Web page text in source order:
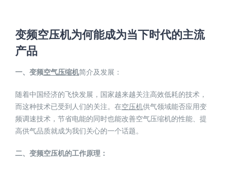
变频空压机为何能成为当下时代的主流
产品
一、 变频空气压缩机简介及发展：
随着中国经济的飞快发展，国家越来越关注高效低耗的技术，
而这种技术已受到人们的关注。在空压机供气领域能否应用变
频调速技术，节省电能的同时也能改善空气压缩机的性能、提
高供气品质就成为我们关心的一个话题。
二、 变频空压机的工作原理：